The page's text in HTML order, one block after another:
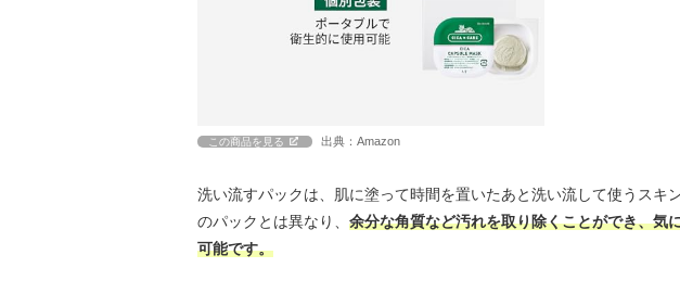
この商品を見る 出典：Amazon
洗い流すパックは、肌に塗って時間を置いたあと洗い流して使うスキ
のパックとは異なり、 余分な角質など汚れを取り除くことができ、気
可能です。